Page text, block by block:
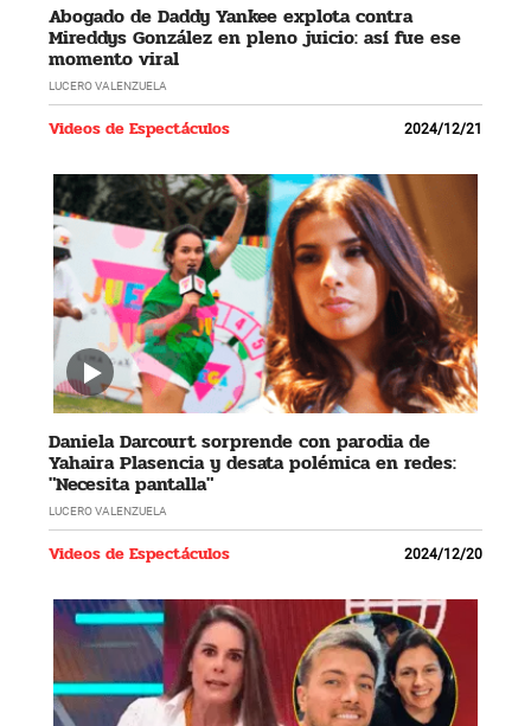
Abogado de Daddy Yankee explota contra
Mireddys González en pleno juicio: así fue ese
momento viral
LUCERO VALENZUELA
Videos de Espectáculos 2024/12/21
Daniela Darcourt sorprende con parodia de
Yahaira Plasencia y desata polémica en redes:
"Necesita pantalla"
LUCERO VALENZUELA
Videos de Espectáculos 2024/12/20